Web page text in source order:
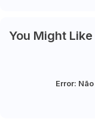
You Might Like
Error: